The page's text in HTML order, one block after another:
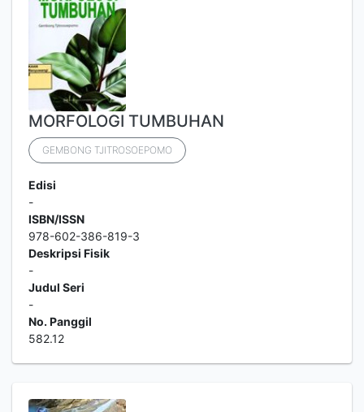
MORFOLOGI TUMBUHAN
GEMBONG TJITROSOEPOMO
Edisi
-
ISBN/ISSN
978-602-386-819-3
Deskripsi Fisik
-
Judul Seri
-
No. Panggil
582.12